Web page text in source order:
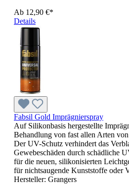
Ab 12,90 €*
Details
Fabsil Gold Imprägnierspray
Auf Silikonbasis hergestellte
Behandlung von fast allen Arten
Der UV-Schutz verhindert das
Gewebeschäden durch schädliche
für die neuen, silikonisierten
für nichtsaugende Kunststoffe
Hersteller: Grangers